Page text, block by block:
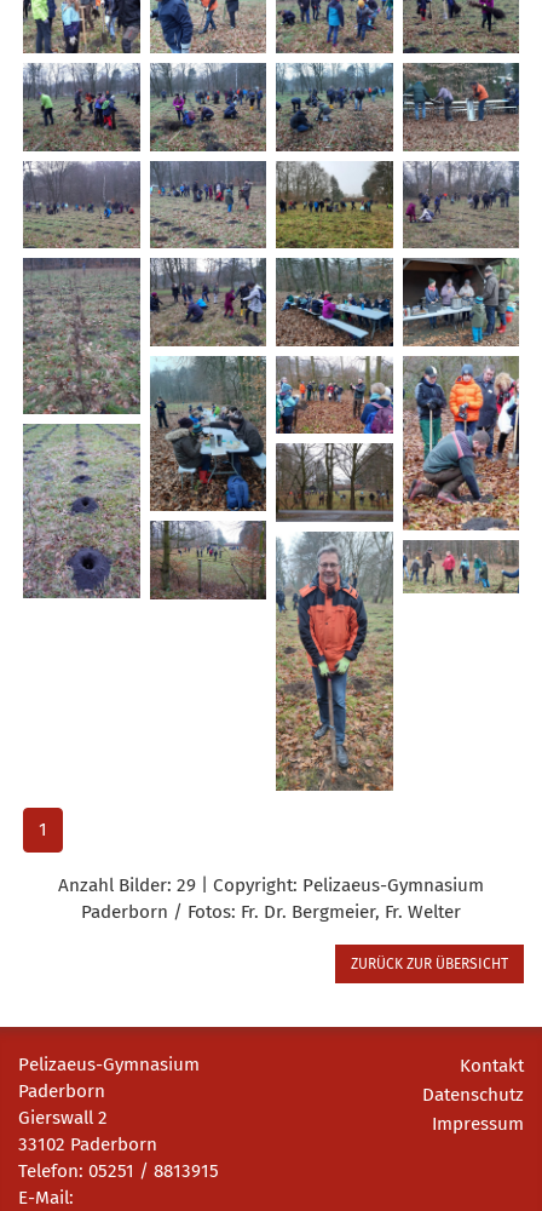
1
Anzahl Bilder: 29 | Copyright: Pelizaeus-Gymnasium
Paderborn / Fotos: Fr. Dr. Bergmeier, Fr. Welter
ZURÜCK ZUR ÜBERSICHT
Pelizaeus-Gymnasium
Paderborn
Gierswall 2
33102 Paderborn
Telefon: 05251 / 8813915
E-Mail:
Kontakt
Datenschutz
Impressum